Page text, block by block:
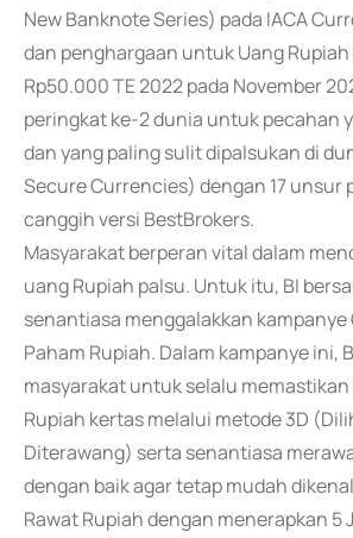
New Banknote Series) pada IACA
dan penghargaan untuk Uang
Rp50.000 TE 2022 pada November
peringkat ke-2 dunia untuk pecahan
dan yang paling sulit dipalsukan di
Secure Currencies) dengan 17 unsur
canggih versi BestBrokers.
Masyarakat berperan vital dalam
uang Rupiah palsu. Untuk itu, BI
senantiasa menggalakkan kampanye
Paham Rupiah. Dalam kampanye ini,
masyarakat untuk selalu
Rupiah kertas melalui metode 3D
Diterawang) serta senantiasa
dengan baik agar tetap mudah
Rawat Rupiah dengan menerapkan 5